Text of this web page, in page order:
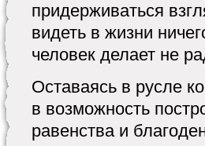
придерживаться
видеть в жизни
человек делает не
Оставаясь в русле
в возможность
равенства и